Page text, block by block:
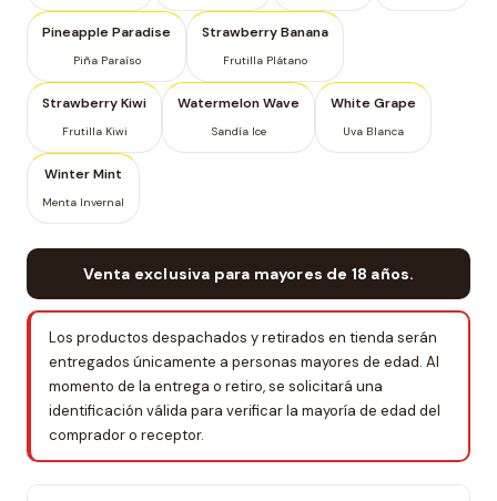
Pineapple Paradise
Piña Paraíso
Strawberry Banana
Frutilla Plátano
Strawberry Kiwi
Frutilla Kiwi
Watermelon Wave
Sandía Ice
White Grape
Uva Blanca
Winter Mint
Menta Invernal
Venta exclusiva para mayores de 18 años.
Los productos despachados y retirados en tienda serán
entregados únicamente a personas mayores de edad. Al
momento de la entrega o retiro, se solicitará una
identificación válida para verificar la mayoría de edad del
comprador o receptor.